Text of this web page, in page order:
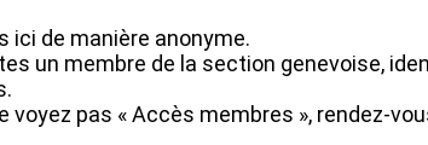
ici de manière anonyme.
un membre de la section genevoise,
voyez pas « Accès membres », rendez-